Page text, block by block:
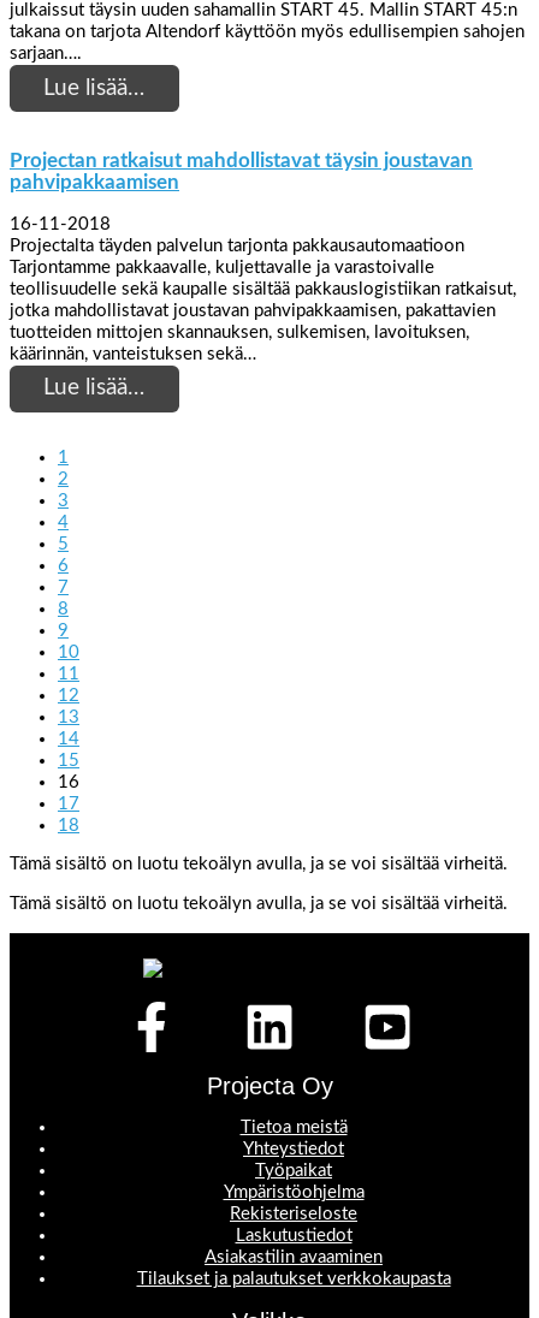
julkaissut täysin uuden sahamallin START 45. Mallin START 45:n
takana on tarjota Altendorf käyttöön myös edullisempien sahojen
sarjaan….
Lue lisää…
Projectan ratkaisut mahdollistavat täysin joustavan
pahvipakkaamisen
16-11-2018
Projectalta täyden palvelun tarjonta pakkausautomaatioon
Tarjontamme pakkaavalle, kuljettavalle ja varastoivalle
teollisuudelle sekä kaupalle sisältää pakkauslogistiikan ratkaisut,
jotka mahdollistavat joustavan pahvipakkaamisen, pakattavien
tuotteiden mittojen skannauksen, sulkemisen, lavoituksen,
käärinnän, vanteistuksen sekä…
Lue lisää…
1
2
3
4
5
6
7
8
9
10
11
12
13
14
15
16
17
18
Tämä sisältö on luotu tekoälyn avulla, ja se voi sisältää virheitä.
Tämä sisältö on luotu tekoälyn avulla, ja se voi sisältää virheitä.
Projecta Oy
Tietoa meistä
Yhteystiedot
Työpaikat
Ympäristöohjelma
Rekisteriseloste
Laskutustiedot
Asiakastilin avaaminen
Tilaukset ja palautukset verkkokaupasta